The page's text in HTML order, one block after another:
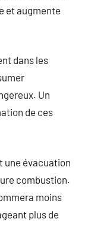
et augmente
dans les
Un
de ces
une évacuation
combustion.
moins
plus de